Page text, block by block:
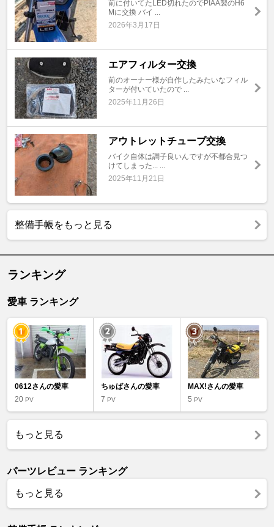
前に付いてたLED切れたのでPIAA製のH6
Mに交換 バイ ...
2026年3月17日
エアフィルター交換
前のオーナー様が自作したみたいなフィル
ターが付いていたので ...
2025年11月26日
アウトレットチューブ交換
バイク自体は調子良いんですが不都合見つ
けてしまった... ...
2025年11月21日
整備手帳をもっと見る
ランキング
愛車 ランキング
0612さんの愛車
20 PV
ちゅばさんの愛車
7PV
MAX!さんの愛車
5 PV
もっと見る
パーツレビュー ランキング
もっと見る